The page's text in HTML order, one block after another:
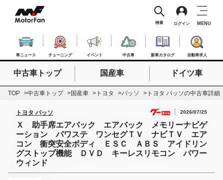
車ニュース チューニング イベント 中古車 新車カタログ 自動車求人
検索 ログイン MENU
検索したいキーワードを入力
検索
中古車トップ 国産車 ドイツ車
TOP 中古車トップ 国産車 トヨタ パッソ トヨタ パッソの中古車詳細
トヨタ パッソ 2026/07/25
Ｘ 助手席エアバック エアバック メモリーナビゲ
ーション パワステ ワンセグＴＶ ナビＴＶ エア
コン 衝突安全ボディ ＥＳＣ ＡＢＳ アイドリン
グストップ機能 ＤＶＤ キーレスリモコン パワー
ウィンド